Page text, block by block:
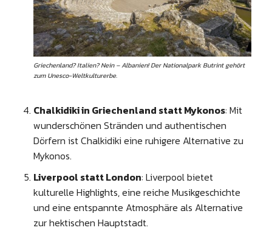
Griechenland? Italien? Nein – Albanien! Der Nationalpark Butrint gehört
zum Unesco-Weltkulturerbe.
Chalkidiki in Griechenland statt Mykonos: Mit
wunderschönen Stränden und authentischen
Dörfern ist Chalkidiki eine ruhigere Alternative zu
Mykonos.
Liverpool statt London: Liverpool bietet
kulturelle Highlights, eine reiche Musikgeschichte
und eine entspannte Atmosphäre als Alternative
zur hektischen Hauptstadt.